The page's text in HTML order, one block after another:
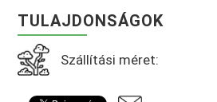
TULAJDONSÁGOK
Szállítási méret: